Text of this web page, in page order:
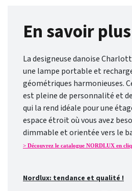
En savoir plus
La designeuse danoise
une lampe portable et
géométriques harmonieuses.
est pleine de personnalité et
qui la rend idéale pour une
espace étroit où vous avez
dimmable et orientée vers le
> Découvrez le catalogue NORDLUX en
Nordlux: tendance et qualité !